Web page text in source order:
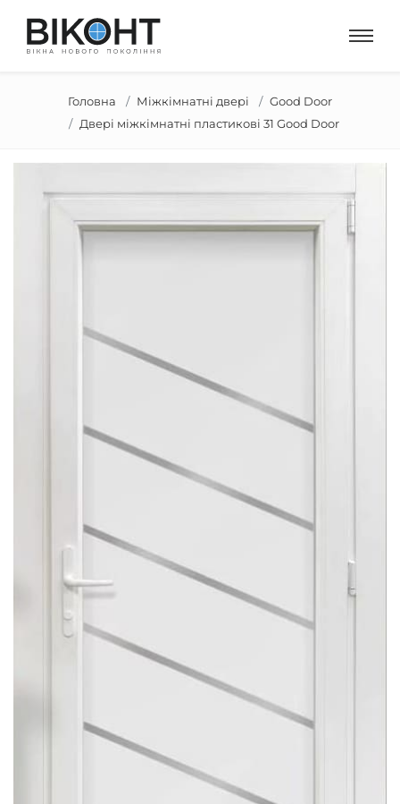
Головна Міжкімнатні двері
Good Door
Двері міжкімнатні пластикові 31 Good Door